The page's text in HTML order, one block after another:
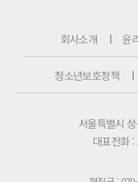
회사소개 윤
청소년보호정책
서울특별시
대표전화